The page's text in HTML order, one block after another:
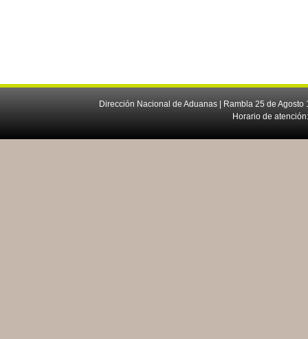
Dirección Nacional de Aduanas | Rambla 25 de
Horario de